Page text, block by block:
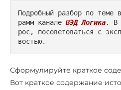
Подробный разбор по теме
рамм канале ВЭД Логика. В
рос, посоветоваться с
востью.
Сформулируйте краткое
Вот краткое содержание